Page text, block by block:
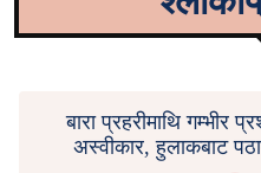
बारा प्रहरीमाथि गम्भीर
अस्वीकार, हुलाकबाट